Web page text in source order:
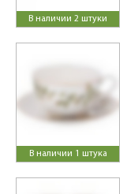
В наличии 2 штуки
В наличии 1 штука